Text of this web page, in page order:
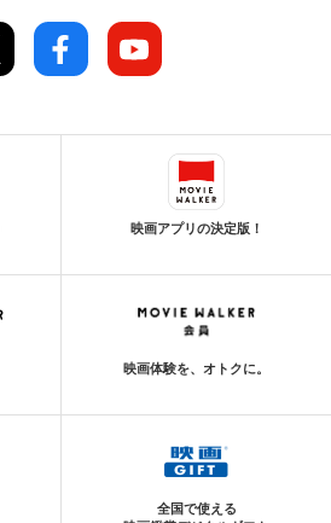
映画アプリの決定版！
映画体験を、オトクに。
全国で使える